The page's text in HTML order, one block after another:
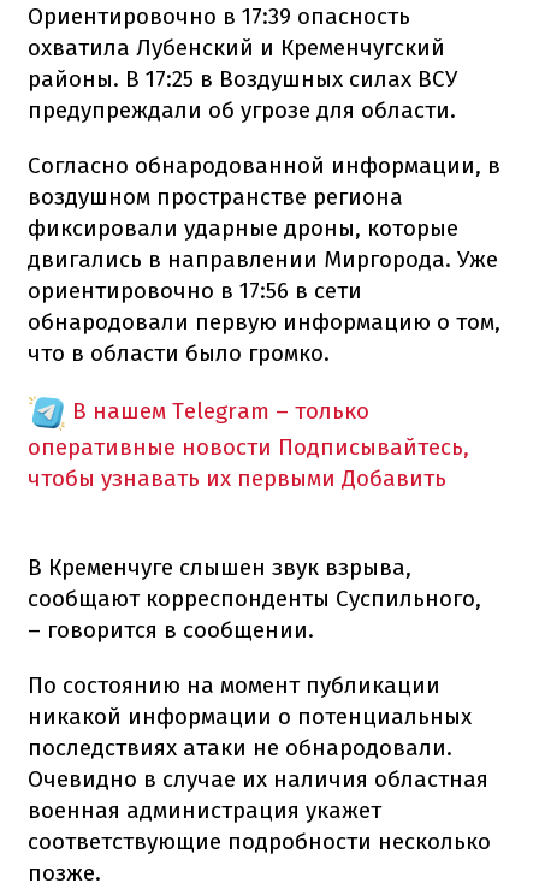
Ориентировочно в 17:39 опасность
охватила Лубенский и Кременчугский
районы. В 17:25 в Воздушных силах ВСУ
предупреждали об угрозе для области.
Согласно обнародованной информации, в
воздушном пространстве региона
фиксировали ударные дроны, которые
двигались в направлении Миргорода. Уже
ориентировочно в 17:56 в сети
обнародовали первую информацию о том,
что в области было громко.
В нашем Telegram – только
оперативные новости Подписывайтесь,
чтобы узнавать их первыми Добавить
В Кременчуге слышен звук взрыва,
сообщают корреспонденты Суспильного,
– говорится в сообщении.
По состоянию на момент публикации
никакой информации о потенциальных
последствиях атаки не обнародовали.
Очевидно в случае их наличия областная
военная администрация укажет
соответствующие подробности несколько
позже.